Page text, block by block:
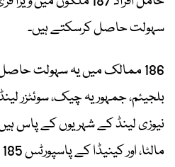
سہولت حاصل کرسکتے ہیں۔
186 ممالک میں یہ سہولت
بلجیئم، جمہوریہ چیک، سوئٹزر
نیوزی لینڈ کے شہریوں کے پاس